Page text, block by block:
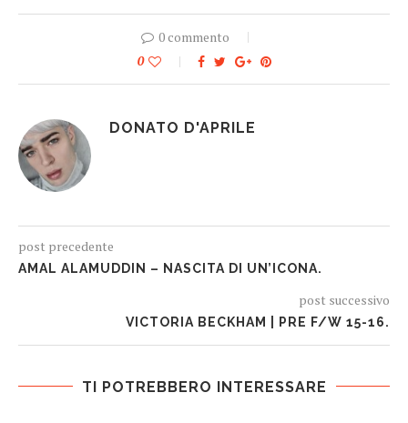
0 commento
0
DONATO D'APRILE
post precedente
AMAL ALAMUDDIN – NASCITA DI UN’ICONA.
post successivo
VICTORIA BECKHAM | PRE F/W 15-16.
TI POTREBBERO INTERESSARE